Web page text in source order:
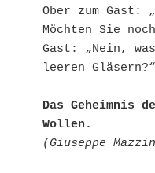
Ober zum
Möchten Sie
Gast: „Nein,
leeren Gläsern?“
Das Geheimnis
Wollen.
(Giuseppe